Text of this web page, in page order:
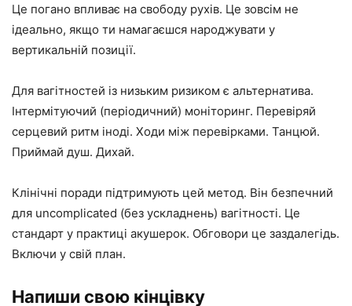
Це погано впливає на свободу рухів. Це зовсім не
ідеально, якщо ти намагаєшся народжувати у
вертикальній позиції.
Для вагітностей із низьким ризиком є ​​альтернатива.
Інтермітуючий (періодичний) моніторинг. Перевіряй
серцевий ритм іноді. Ходи між перевірками. Танцюй.
Приймай душ. Дихай.
Клінічні поради підтримують цей метод. Він безпечний
для uncomplicated (без ускладнень) вагітності. Це
стандарт у практиці акушерок. Обговори це заздалегідь.
Включи у свій план.
Напиши свою кінцівку